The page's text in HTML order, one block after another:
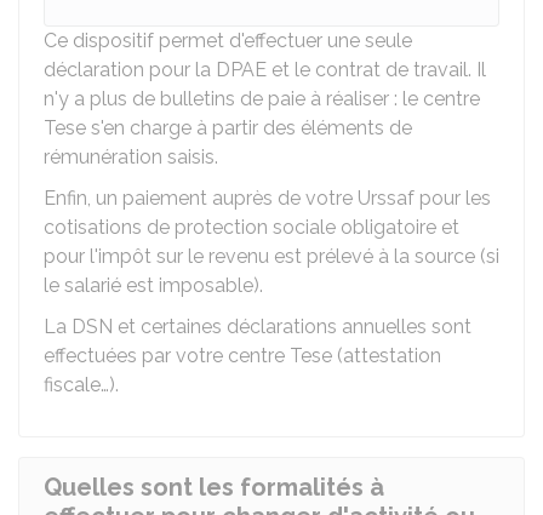
Ce dispositif permet d'effectuer une seule
déclaration pour la DPAE et le contrat de travail. Il
n'y a plus de bulletins de paie à réaliser : le centre
Tese s'en charge à partir des éléments de
rémunération saisis.
Enfin, un paiement auprès de votre Urssaf pour les
cotisations de protection sociale obligatoire et
pour l'impôt sur le revenu est prélevé à la source (si
le salarié est imposable).
La DSN et certaines déclarations annuelles sont
effectuées par votre centre Tese (attestation
fiscale…).
Quelles sont les formalités à